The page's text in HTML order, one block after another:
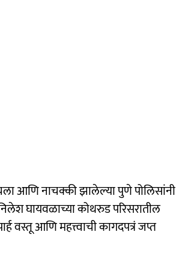
आणि नाचक्की झालेल्या पुणे पोलिसांनी
घायवळाच्या कोथरुड परिसरातील
वस्तू आणि महत्त्वाची कागदपत्रं जप्त